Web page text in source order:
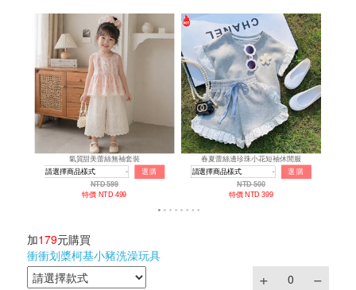
加179元購買
衝衝划槳柯基小豬洗澡玩具